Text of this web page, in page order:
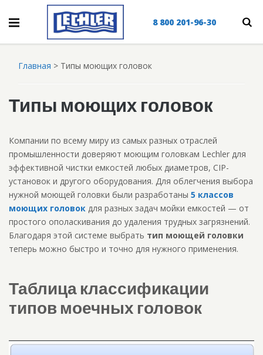
8 800 201-96-30
Главная > Типы моющих головок
Типы моющих головок
Компании по всему миру из самых разных отраслей
промышленности доверяют моющим головкам Lechler для
эффективной чистки емкостей любых диаметров, CIP-
установок и другого оборудования. Для облегчения выбора
нужной моющей головки были разработаны 5 классов
моющих головокдля разных задач мойки емкостей — от
простого ополаскивания до удаления трудных загрязнений.
Благодаря этой системе выбрать тип моющей головки
теперь можно быстро и точно для нужного применения.
Таблица классификации
типов моечных головок